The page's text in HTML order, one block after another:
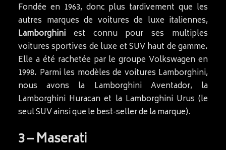
Fondée en 1963, donc plus tardivement que les
autres marques de voitures de luxe italiennes,
Lamborghini est connu pour ses multiples
voitures sportives de luxe et SUV haut de gamme.
Elle a été rachetée par le groupe Volkswagen en
1998. Parmi les modèles de voitures Lamborghini,
nous avons la Lamborghini Aventador, la
Lamborghini Huracan et la Lamborghini Urus (le
seul SUV ainsi que le best-seller de la marque).
3 – Maserati